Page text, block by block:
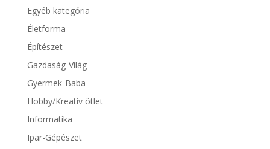
Egyéb kategória
Életforma
Építészet
Gazdaság-Világ
Gyermek-Baba
Hobby/Kreatív ötlet
Informatika
Ipar-Gépészet